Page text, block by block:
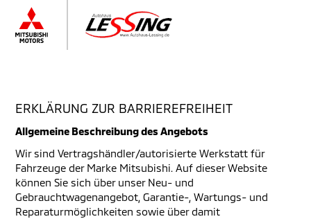
ERKLÄRUNG ZUR BARRIEREFREIHEIT
Allgemeine Beschreibung des Angebots
Wir sind Vertragshändler/autorisierte Werkstatt für
Fahrzeuge der Marke Mitsubishi. Auf dieser Website
können Sie sich über unser Neu- und
Gebrauchtwagenangebot, Garantie-, Wartungs- und
Reparaturmöglichkeiten sowie über damit